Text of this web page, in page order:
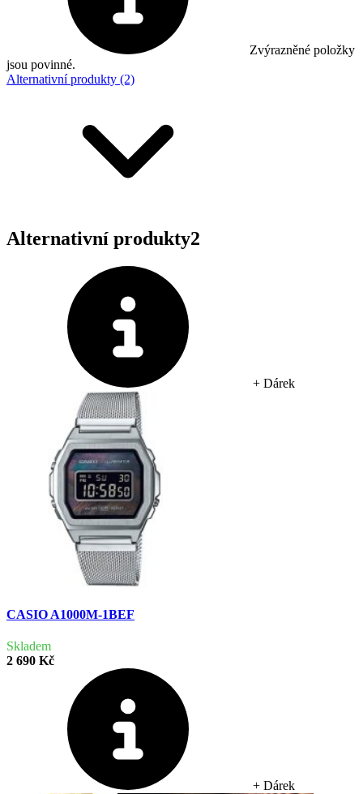
Zvýrazněné položky
jsou povinné.
Alternativní produkty (2)
Alternativní produkty2
+ Dárek
CASIO A1000M-1BEF
Skladem
2 690 Kč
+ Dárek